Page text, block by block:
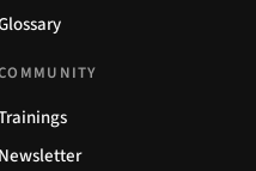
Newsletter